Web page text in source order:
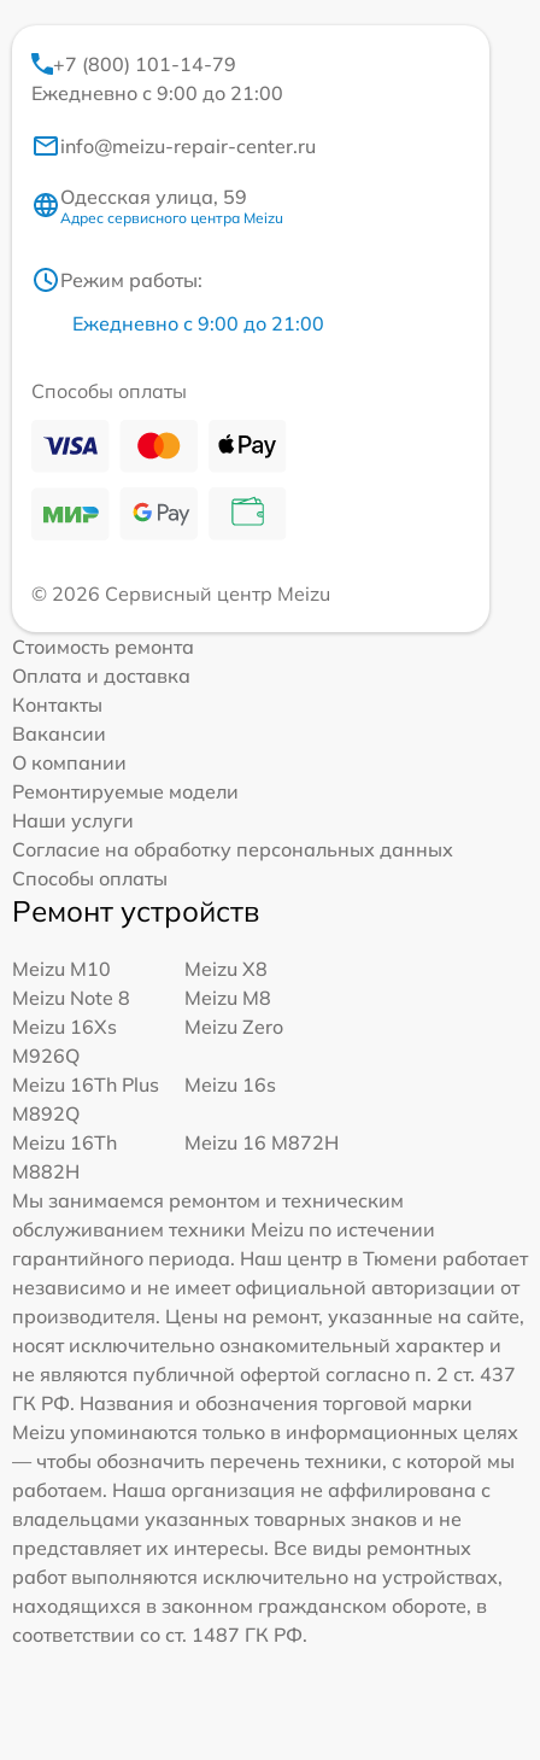
+7 (800) 101-14-79
Ежедневно с 9:00 до 21:00
info@meizu-repair-center.ru
Одесская улица, 59
Адрес сервисного центра Meizu
Режим работы:
Ежедневно с 9:00 до 21:00
Способы оплаты
© 2026 Сервисный центр Meizu
Стоимость ремонта
Оплата и доставка
Контакты
Вакансии
О компании
Ремонтируемые модели
Наши услуги
Согласие на обработку персональных данных
Способы оплаты
Ремонт устройств
Meizu M10
Meizu X8
Meizu Note 8
Meizu M8
Meizu 16Xs
M926Q
Meizu Zero
Meizu 16Th Plus
M892Q
Meizu 16s
Meizu 16Th
M882H
Meizu 16 M872H
Мы занимаемся ремонтом и техническим
обслуживанием техники Meizu по истечении
гарантийного периода. Наш центр в Тюмени работает
независимо и не имеет официальной авторизации от
производителя. Цены на ремонт, указанные на сайте,
носят исключительно ознакомительный характер и
не являются публичной офертой согласно п. 2 ст. 437
ГК РФ. Названия и обозначения торговой марки
Meizu упоминаются только в информационных целях
— чтобы обозначить перечень техники, с которой мы
работаем. Наша организация не аффилирована с
владельцами указанных товарных знаков и не
представляет их интересы. Все виды ремонтных
работ выполняются исключительно на устройствах,
находящихся в законном гражданском обороте, в
соответствии со ст. 1487 ГК РФ.